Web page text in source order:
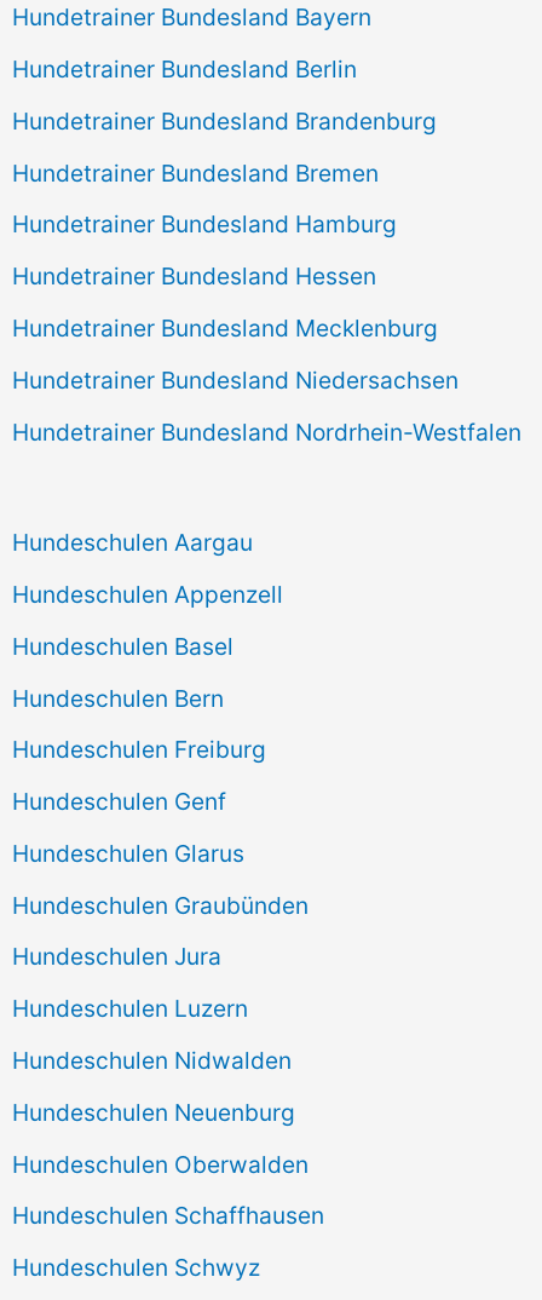
Hundetrainer Bundesland Bayern
Hundetrainer Bundesland Berlin
Hundetrainer Bundesland Brandenburg
Hundetrainer Bundesland Bremen
Hundetrainer Bundesland Hamburg
Hundetrainer Bundesland Hessen
Hundetrainer Bundesland Mecklenburg
Hundetrainer Bundesland Niedersachsen
Hundetrainer Bundesland Nordrhein-Westfalen
Hundeschulen Aargau
Hundeschulen Appenzell
Hundeschulen Basel
Hundeschulen Bern
Hundeschulen Freiburg
Hundeschulen Genf
Hundeschulen Glarus
Hundeschulen Graubünden
Hundeschulen Jura
Hundeschulen Luzern
Hundeschulen Nidwalden
Hundeschulen Neuenburg
Hundeschulen Oberwalden
Hundeschulen Schaffhausen
Hundeschulen Schwyz